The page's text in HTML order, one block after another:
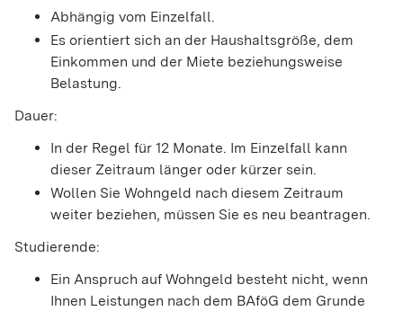
Abhängig vom Einzelfall.
Es orientiert sich an der Haushaltsgröße, dem
Einkommen und der Miete beziehungsweise
Belastung.
Dauer:
In der Regel für 12 Monate. Im Einzelfall kann
dieser Zeitraum länger oder kürzer sein.
Wollen Sie Wohngeld nach diesem Zeitraum
weiter beziehen, müssen Sie es neu beantragen.
Studierende:
Ein Anspruch auf Wohngeld besteht nicht, wenn
Ihnen Leistungen nach dem BAföG dem Grunde